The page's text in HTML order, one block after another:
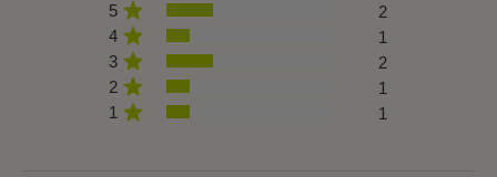
5
2
4
1
3
2
2
1
1
1